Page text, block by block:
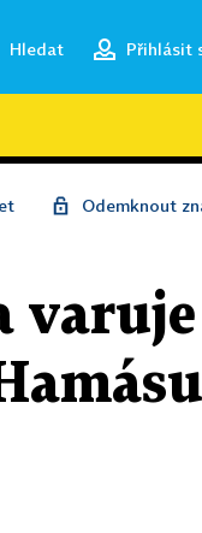
Hledat Přihlásit
Odemknout
varuje